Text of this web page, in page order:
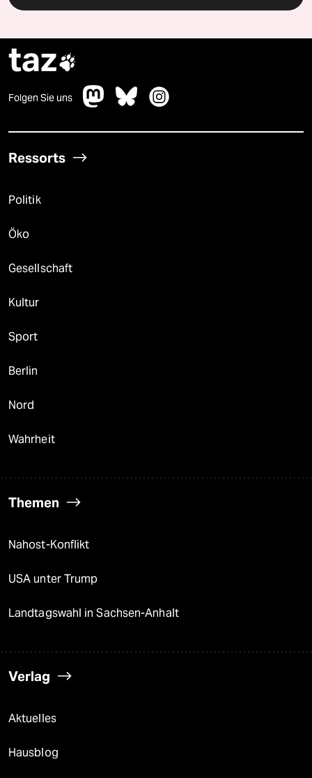
taz
Folgen Sie uns
Ressorts
Politik
Öko
Gesellschaft
Kultur
Sport
Berlin
Nord
Wahrheit
Themen
Nahost-Konflikt
USA unter Trump
Landtagswahl in Sachsen-Anhalt
Verlag
Aktuelles
Hausblog